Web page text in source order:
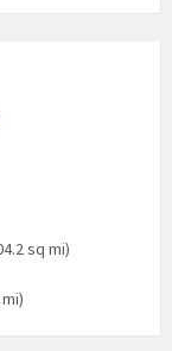
sq mi)